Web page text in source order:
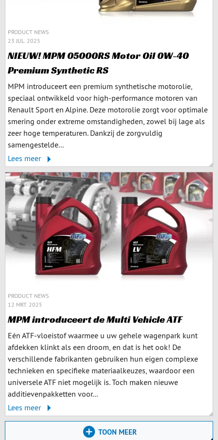
PRODUCT NEWS
23 JUL. 2025
NIEUW! MPM 05000RS Motor Oil 0W-40
Premium Synthetic RS
MPM introduceert een premium synthetische motorolie,
speciaal ontwikkeld voor high-performance motoren van
Renault Sport en Alpine. Deze motorolie zorgt voor optimale
smering onder extreme omstandigheden, zowel bij lage als
zeer hoge temperaturen. Dankzij de zorgvuldig
samengestelde...
Lees meer
PRODUCT NEWS
12 MRT. 2025
MPM introduceert de Multi Vehicle ATF
Eén ATF-vloeistof waarmee u uw gehele wagenpark kunt
afdekken klinkt als een droom, en dat is het ook! De
verschillende fabrikanten gebruiken hun eigen complexe
technieken en specifieke materiaalkeuzes, waardoor een
universele ATF niet mogelijk is. Toch maken nieuwe
additievenpakketten voor...
Lees meer
TOON MEER